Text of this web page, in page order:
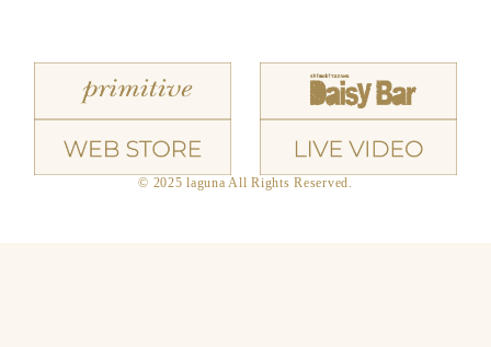
© 2025 laguna All Rights Reserved.